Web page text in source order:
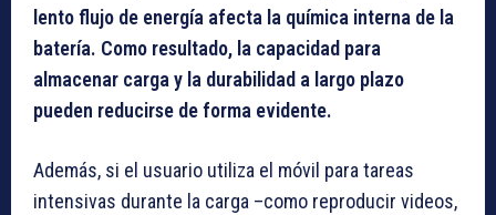
lento flujo de energía afecta la química interna de la
batería. Como resultado, la capacidad para
almacenar carga y la durabilidad a largo plazo
pueden reducirse de forma evidente.
Además, si el usuario utiliza el móvil para tareas
intensivas durante la carga –como reproducir videos,